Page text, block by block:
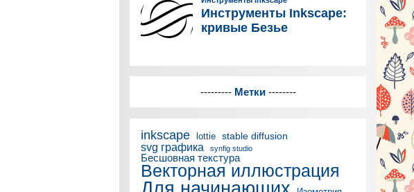
---------Метки--------
inkscape lottie stable diffusion
svg графика synfig studio
Бесшовная текстура
Векторная иллюстрация